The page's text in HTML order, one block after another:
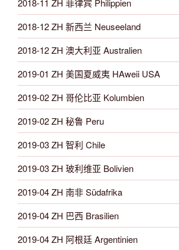
2018-11 ZH 菲律宾 Philippien
2018-12 ZH 新西兰 Neuseeland
2018-12 ZH 澳大利亚 Australien
2019-01 ZH 美国夏威夷 HAweii USA
2019-02 ZH 哥伦比亚 Kolumbien
2019-02 ZH 秘鲁 Peru
2019-03 ZH 智利 Chile
2019-03 ZH 玻利维亚 Bolivien
2019-04 ZH 南非 Südafrika
2019-04 ZH 巴西 Brasilien
2019-04 ZH 阿根廷 Argentinien